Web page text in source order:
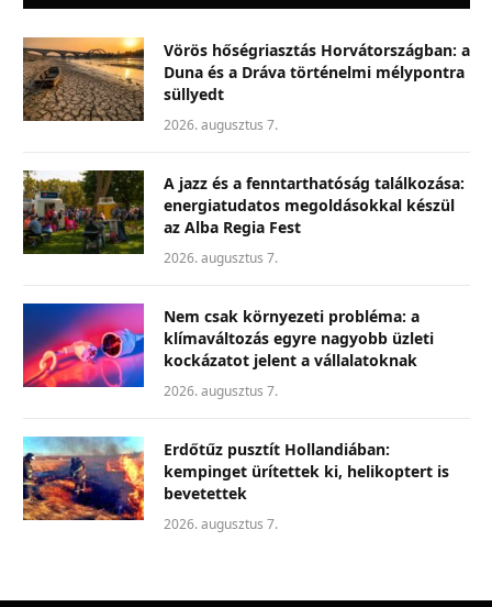
Vörös hőségriasztás Horvátországban: a
Duna és a Dráva történelmi mélypontra
süllyedt
2026. augusztus 7.
A jazz és a fenntarthatóság találkozása:
energiatudatos megoldásokkal készül
az Alba Regia Fest
2026. augusztus 7.
Nem csak környezeti probléma: a
klímaváltozás egyre nagyobb üzleti
kockázatot jelent a vállalatoknak
2026. augusztus 7.
Erdőtűz pusztít Hollandiában:
kempinget ürítettek ki, helikoptert is
bevetettek
2026. augusztus 7.